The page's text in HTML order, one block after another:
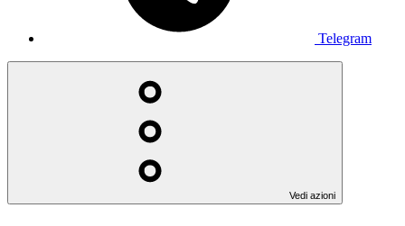
Telegram
Vedi azioni